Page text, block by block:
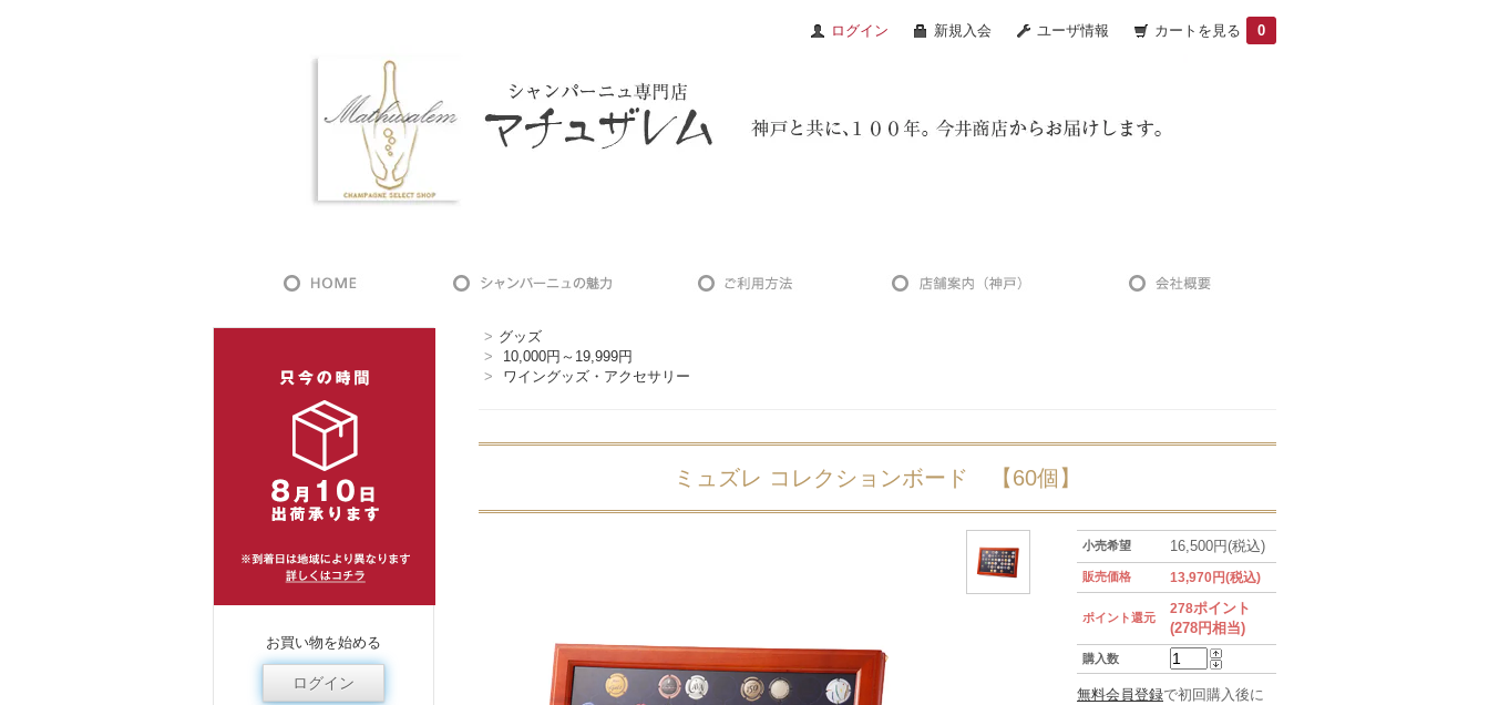
ログイン 新規入会 ユーザ情報 カートを見る 0
> グッズ
>
10,000円～19,999円
>
ワイングッズ・アクセサリー
ミュズレ コレクションボード 【60個】
小売希望 16,500円(税込)
販売価格 13,970円(税込)
ポイント還元
278ポイント
(278円相当)
購入数
無料会員登録で初回購入後に
お買い物を始める
ログイン